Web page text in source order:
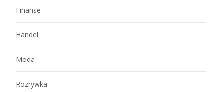
Finanse
Handel
Moda
Rozrywka